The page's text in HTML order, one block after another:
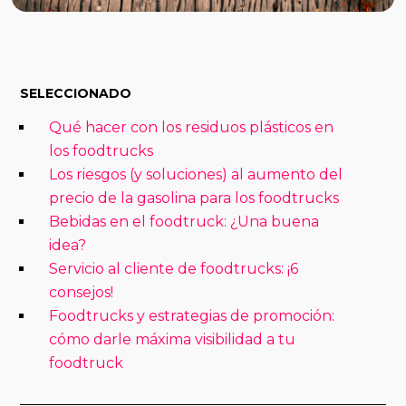
SELECCIONADO
Qué hacer con los residuos plásticos en
los foodtrucks
Los riesgos (y soluciones) al aumento del
precio de la gasolina para los foodtrucks
Bebidas en el foodtruck: ¿Una buena
idea?
Servicio al cliente de foodtrucks: ¡6
consejos!
Foodtrucks y estrategias de promoción:
cómo darle máxima visibilidad a tu
foodtruck